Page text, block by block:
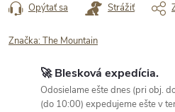
Opýtať sa Strážiť
Značka:The Mountain
🚀 Blesková expedícia.
Odosielame ešte dnes (pri obj.
(do 10:00) expedujeme ešte v